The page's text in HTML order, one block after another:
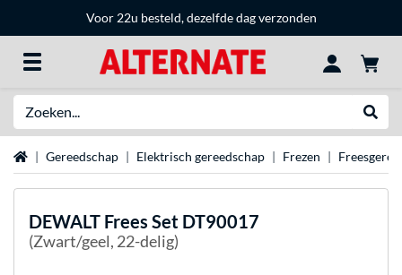
Voor 22u besteld, dezelfde dag verzonden
HomeGereedschap Elektrisch gereedschap Frezen
DEWALT Frees Set DT90017
(Zwart/geel, 22-delig)